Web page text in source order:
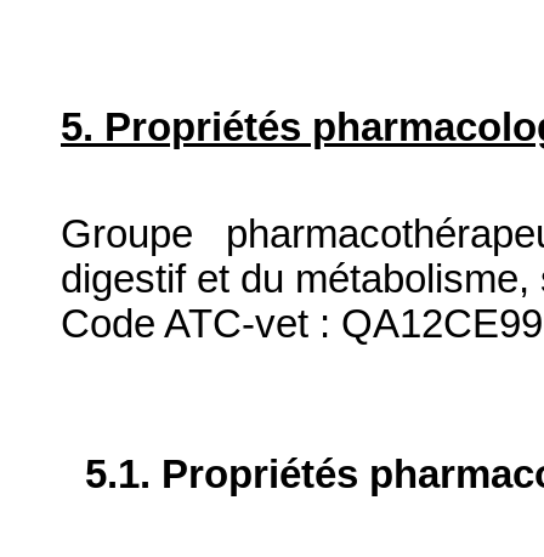
5. Propriétés
Groupe
digestif et du
Code ATC-vet :
5.1. Propriétés